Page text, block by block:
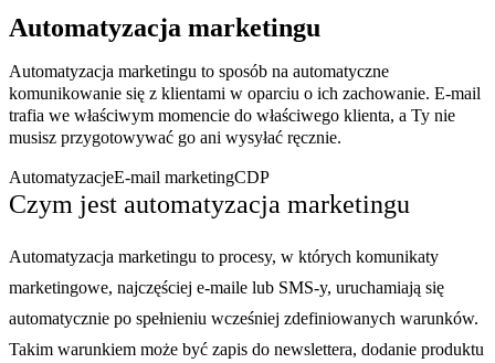
Automatyzacja marketingu
Automatyzacja marketingu to sposób na automatyczne
komunikowanie się z klientami w oparciu o ich zachowanie. E-mail
trafia we właściwym momencie do właściwego klienta, a Ty nie
musisz przygotowywać go ani wysyłać ręcznie.
AutomatyzacjeE-mail marketingCDP
Czym jest automatyzacja marketingu
Automatyzacja marketingu to procesy, w których komunikaty
marketingowe, najczęściej e-maile lub SMS-y, uruchamiają się
automatycznie po spełnieniu wcześniej zdefiniowanych warunków.
Takim warunkiem może być zapis do newslettera, dodanie produktu